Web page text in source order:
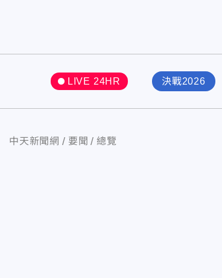
LIVE 24HR 決戰2026
中天新聞網 要聞 總覽